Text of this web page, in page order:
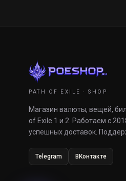
PATH OF EXILE · SHOP
Магазин валюты, вещей,
of Exile 1 и 2. Работаем с
успешных доставок.
Telegram ВКонтакте